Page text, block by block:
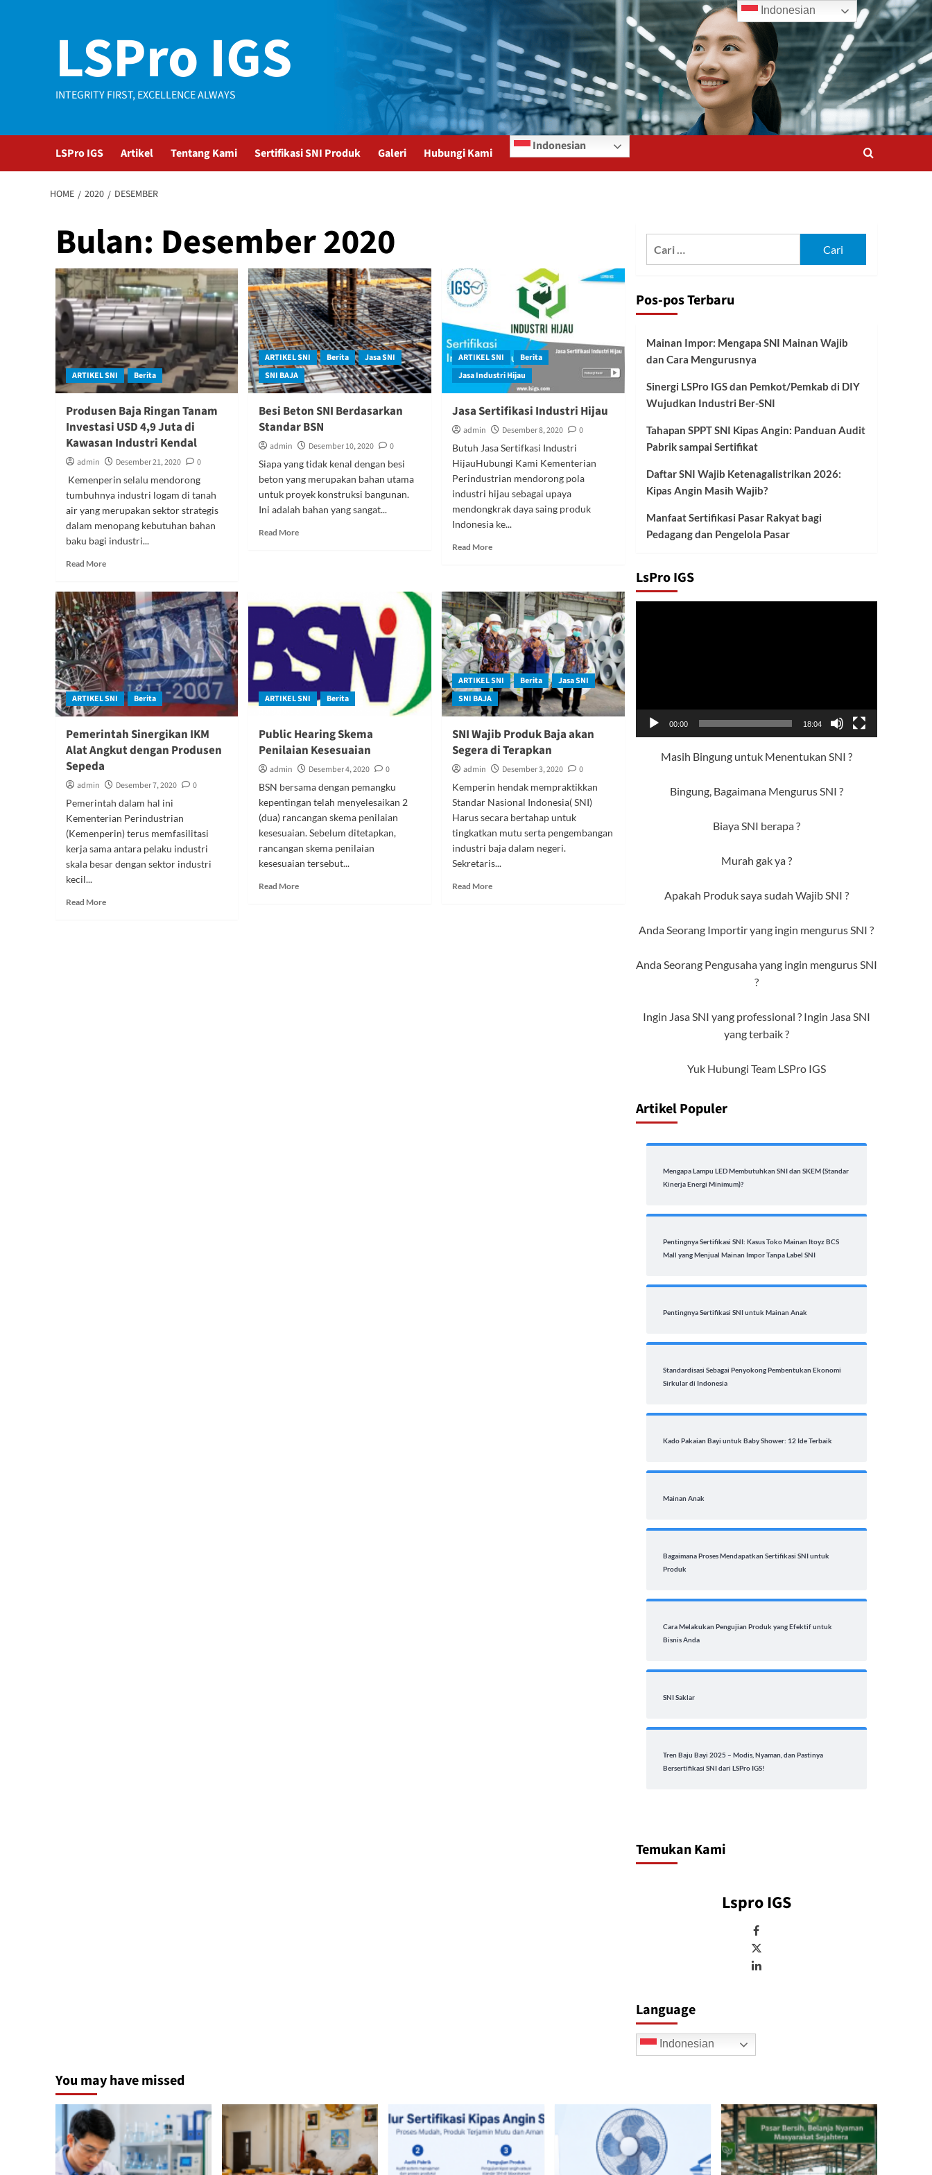
LSPro IGS
INTEGRITY FIRST, EXCELLENCE ALWAYS
LSPro IGS Artikel Tentang Kami Sertifikasi SNI Produk Galeri Hubungi Kami Indonesian
HOME 2020 DESEMBER
Bulan: Desember 2020
ARTIKEL SNI Berita
Produsen Baja Ringan Tanam
Investasi USD 4,9 Juta di
Kawasan Industri Kendal
admin Desember 21, 2020
0
Kemenperin selalu mendorong
tumbuhnya industri logam di tanah
air yang merupakan sektor strategis
dalam menopang kebutuhan bahan
baku bagi industri...
Read MoreRead
Produsen
Baja
Ringan
Tanam
Investasi
USD
4,9
Juta
di
Kawasan
Industri
Kendal
ARTIKEL SNI Berita
Jasa SNI
SNI BAJA
Besi Beton SNI Berdasarkan
Standar BSN
admin Desember 10, 2020
0
Siapa yang tidak kenal dengan besi
beton yang merupakan bahan utama
untuk proyek konstruksi bangunan.
Ini adalah bahan yang sangat...
Read MoreRead
Berdasarkan
BSN
ARTIKEL SNI
Berita
Jasa Industri Hijau
Jasa Sertifikasi Industri Hijau
admin Desember 8, 2020
0
Butuh Jasa Sertifkasi Industri
HijauHubungi Kami Kementerian
Perindustrian mendorong pola
industri hijau sebagai upaya
mendongkrak daya saing produk
Indonesia ke...
Read MoreRead
Sertifikasi
Industri
Hijau
ARTIKEL SNI Berita
Pemerintah Sinergikan IKM
Alat Angkut dengan Produsen
Sepeda
admin Desember 7, 2020
0
Pemerintah dalam hal ini
Kementerian Perindustrian
(Kemenperin) terus memfasilitasi
kerja sama antara pelaku industri
skala besar dengan sektor industri
kecil...
Read MoreRead
ARTIKEL SNI Berita
Public Hearing Skema
Penilaian Kesesuaian
admin Desember 4, 2020
0
BSN bersama dengan pemangku
kepentingan telah menyelesaikan 2
(dua) rancangan skema penilaian
kesesuaian. Sebelum ditetapkan,
rancangan skema penilaian
kesesuaian tersebut...
Read MoreRead
ARTIKEL SNI Berita
Jasa SNI
SNI BAJA
SNI Wajib Produk Baja akan
Segera di Terapkan
admin Desember 3, 2020
0
Kemperin hendak mempraktikkan
Standar Nasional Indonesia( SNI)
Harus secara bertahap untuk
tingkatkan mutu serta pengembangan
industri baja dalam negeri.
Sekretaris...
Read MoreRead
Pos-pos Terbaru
Mainan Impor: Mengapa SNI Mainan Wajib
dan Cara Mengurusnya
Sinergi LSPro IGS dan Pemkot/Pemkab di DIY
Wujudkan Industri Ber-SNI
Tahapan SPPT SNI Kipas Angin: Panduan Audit
Pabrik sampai Sertifikat
Daftar SNI Wajib Ketenagalistrikan 2026:
Kipas Angin Masih Wajib?
Manfaat Sertifikasi Pasar Rakyat bagi
Pedagang dan Pengelola Pasar
LsPro IGS
00:00 18:04
Masih Bingung untuk Menentukan SNI ?
Bingung, Bagaimana Mengurus SNI ?
Biaya SNI berapa ?
Murah gak ya ?
Apakah Produk saya sudah Wajib SNI ?
Anda Seorang Importir yang ingin mengurus SNI ?
Anda Seorang Pengusaha yang ingin mengurus SNI
?
Ingin Jasa SNI yang professional ? Ingin Jasa SNI
yang terbaik ?
Yuk Hubungi Team LSPro IGS
Artikel Populer
Mengapa Lampu LED Membutuhkan SNI dan SKEM (Standar
Kinerja Energi Minimum)?
Pentingnya Sertifikasi SNI: Kasus Toko Mainan Itoyz BCS
Mall yang Menjual Mainan Impor Tanpa Label SNI
Pentingnya Sertifikasi SNI untuk Mainan Anak
Standardisasi Sebagai Penyokong Pembentukan Ekonomi
Sirkular di Indonesia
Kado Pakaian Bayi untuk Baby Shower: 12 Ide Terbaik
Mainan Anak
Bagaimana Proses Mendapatkan Sertifikasi SNI untuk
Produk
Cara Melakukan Pengujian Produk yang Efektif untuk
Bisnis Anda
SNI Saklar
Tren Baju Bayi 2025 – Modis, Nyaman, dan Pastinya
Bersertifikasi SNI dari LSPro IGS!
Temukan Kami
Lspro IGS
Language
Indonesian
You may have missed
Indonesian